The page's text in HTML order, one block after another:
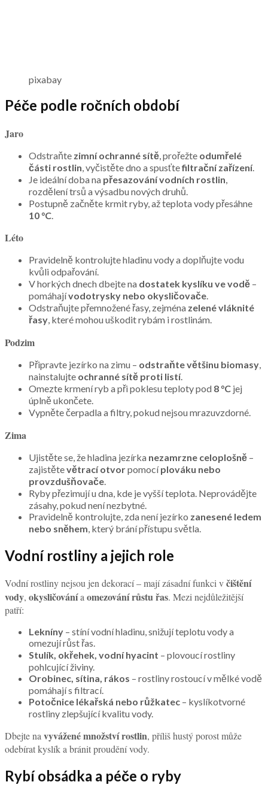
pixabay
Péče podle ročních období
Jaro
Odstraňte zimní ochranné sítě, prořežte odumřelé
části rostlin, vyčistěte dno a spusťtefiltrační zařízení.
Je ideální doba na přesazování vodních rostlin,
rozdělení trsů a výsadbu nových druhů.
Postupně začněte krmit ryby, až teplota vody přesáhne
10 °C.
Léto
Pravidelně kontrolujte hladinu vody a doplňujte vodu
kvůli odpařování.
V horkých dnech dbejte na dostatek kyslíku ve vodě –
pomáhajívodotrysky nebo okysličovače.
Odstraňujte přemnožené řasy, zejména zelené vláknité
řasy, které mohou uškodit rybám i rostlinám.
Podzim
Připravte jezírko na zimu – odstraňte většinu biomasy,
nainstalujte ochranné sítě proti listí.
Omezte krmení ryb a při poklesu teploty pod 8 °C jej
úplně ukončete.
Vypněte čerpadla a filtry, pokud nejsou mrazuvzdorné.
Zima
Ujistěte se, že hladina jezírka nezamrzne celoplošně –
zajistětevětrací otvorpomocíplováku nebo
provzdušňovače.
Ryby přezimují u dna, kde je vyšší teplota. Neprovádějte
zásahy, pokud není nezbytné.
Pravidelně kontrolujte, zda není jezírko zanesené ledem
nebo sněhem, který brání přístupu světla.
Vodní rostliny a jejich role
Vodní rostliny nejsou jen dekorací – mají zásadní funkci včištění
vody, okysličovánía omezování růstu řas. Mezi nejdůležitější
patří:
Lekníny – stíní vodní hladinu, snižují teplotu vody a
omezují růst řas.
Stulík, okřehek, vodní hyacint – plovoucí rostliny
pohlcující živiny.
Orobinec, sítina, rákos – rostliny rostoucí v mělké vodě
pomáhají s filtrací.
Potočnice lékařská nebo růžkatec – kyslíkotvorné
rostliny zlepšující kvalitu vody.
Dbejte na vyvážené množství rostlin, příliš hustý porost může
odebírat kyslík a bránit proudění vody.
Rybí obsádka a péče o ryby